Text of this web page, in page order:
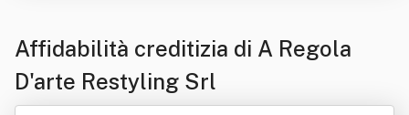
Affidabilità creditizia di A Regola
D'arte Restyling Srl